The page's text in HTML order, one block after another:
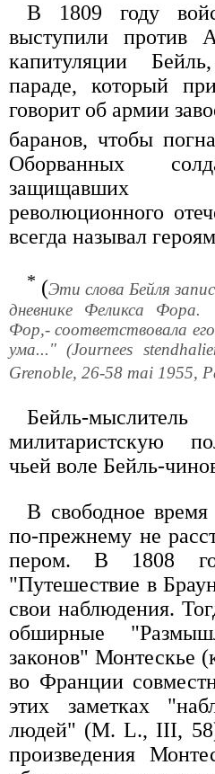
В 1809 году
выступили против
капитуляции
параде, который
говорит об армии
баранов, чтобы
Оборванных
защищавших
революционного
всегда называл
* (Эти слова Бейля
дневнике Феликса
Фор,- соответствовала
ума..." (Journees
Grenoble, 26-58 mai 1955,
Бейль-
милитаристскую
чьей воле Бейль-
В свободное
по-прежнему не
пером. В 1808
"Путешествие в
свои наблюдения.
обширные
законов" Монтескье
во Франции
этих заметках
людей" (M. L., III,
произведения